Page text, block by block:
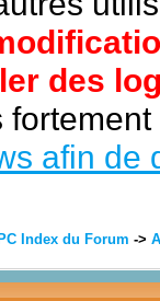
des
afin de
Index du Forum ->